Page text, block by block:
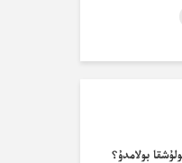
بولامدۇ؟